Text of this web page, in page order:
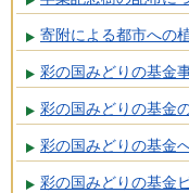
寄附による都市への
彩の国みどりの基金
彩の国みどりの基金
彩の国みどりの基金
彩の国みどりの基金